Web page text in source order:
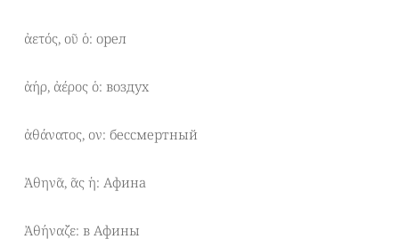
ἀετός, οῦ ὁ: орел
ἀήρ, ἀέρος ὁ: воздух
ἀθάνατος, ον: бессмертный
Ἀθηνᾶ, ᾶς ἡ: Афина
Ἀθήναζε: в Афины